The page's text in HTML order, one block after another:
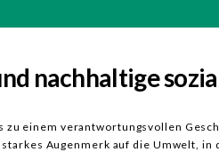
nachhaltige
einem verantwortungsvollen
Augenmerk auf die Umwelt, in